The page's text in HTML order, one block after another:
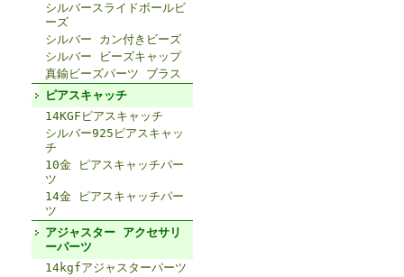
シルバースライドボールビ
ーズ
シルバー カン付きビーズ
シルバー ビーズキャップ
真鍮ビーズパーツ ブラス
ピアスキャッチ
14KGFピアスキャッチ
シルバー925ピアスキャッ
チ
10金 ピアスキャッチパー
ツ
14金 ピアスキャッチパー
ツ
アジャスター アクセサリ
ーパーツ
14kgfアジャスターパーツ